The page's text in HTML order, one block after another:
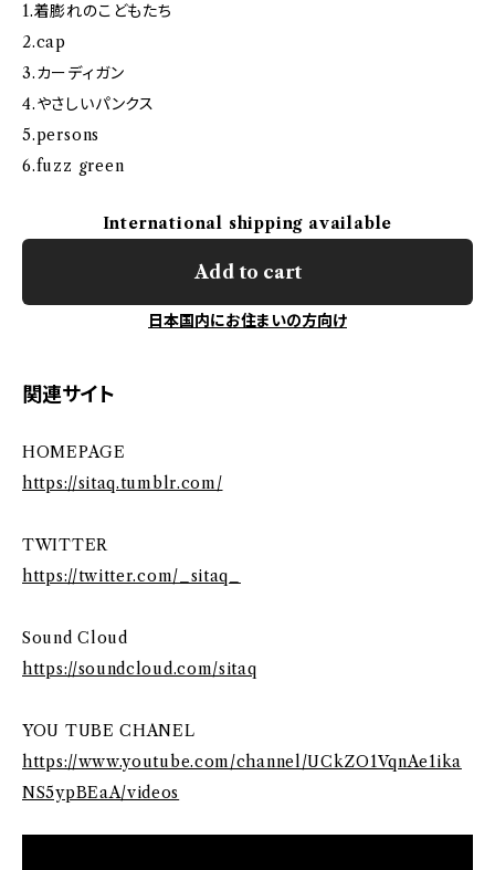
1.着膨れのこどもたち
2.cap
3.カーディガン
4.やさしいパンクス
5.persons
6.fuzz green
International shipping available
Add to cart
日本国内にお住まいの方向け
関連サイト
HOMEPAGE
https://sitaq.tumblr.com/
TWITTER
https://twitter.com/_sitaq_
Sound Cloud
https://soundcloud.com/sitaq
YOU TUBE CHANEL
https://www.youtube.com/channel/UCkZO1VqnAe1ika
NS5ypBEaA/videos